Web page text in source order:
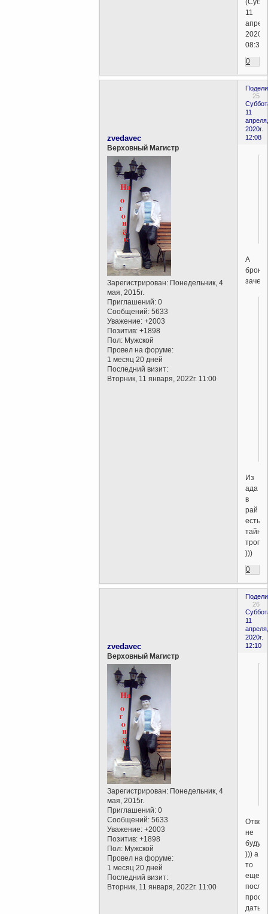
11
2020г.
08:36)
0
25
11
апреля,
2020г.
12:08
zvedavec
Верховный Магистр
Зарегистрирован: Понедельник, 4
мая, 2015г.
Приглашений: 0
Сообщений: 5633
Уважение: +2003
Позитив: +1898
Пол: Мужской
Провел на форуме:
1 месяц 20 дней
Последний визит:
Вторник, 11 января, 2022г. 11:00
А
Из
ада
в
рай
есть
)))
0
26
11
апреля,
2020г.
12:10
zvedavec
Верховный Магистр
Зарегистрирован: Понедельник, 4
мая, 2015г.
Приглашений: 0
Сообщений: 5633
Уважение: +2003
Позитив: +1898
Пол: Мужской
Провел на форуме:
1 месяц 20 дней
Последний визит:
Вторник, 11 января, 2022г. 11:00
не
буду
))) а
то
еще
дать